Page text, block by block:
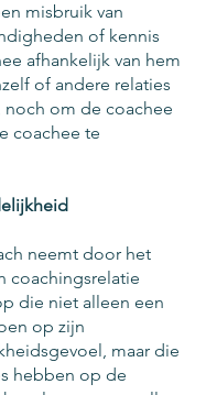
misbruik van
of kennis
afhankelijk van hem
of andere relaties
om de coachee
coachee te
neemt door het
coachingsrelatie
die niet alleen een
op zijn
maar die
hebben op de